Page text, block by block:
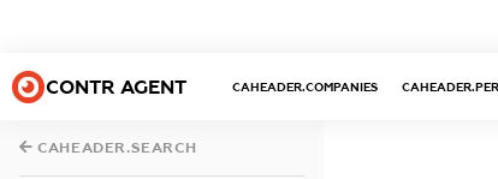
CONTR AGENT CAHEADER.COMPANIES
CAHEADER.SEARCH